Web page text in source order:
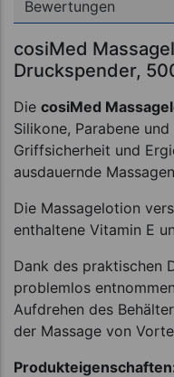
Bewertungen
cosiMed
Druckspender,
Die cosiMed
Silikone, Parabene
Griffsicherheit und
ausdauernde
Die Massagelotion
enthaltene Vitamin E
Dank des praktischen
problemlos
Aufdrehen des
der Massage von